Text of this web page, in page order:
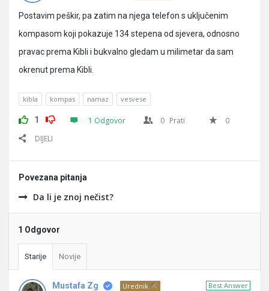
Postavim peškir, pa zatim na njega telefon s uključenim
kompasom koji pokazuje 134 stepena od sjevera, odnosno
pravac prema Kibli i bukvalno gledam u milimetar da sam
okrenut prema Kibli.
kibla kompas namaz vesvese
1 1 Odgovor 0 Prati
0
DIJELI
Povezana pitanja
Da li je znoj nečist?
1 Odgovor
Starije Novije
Best Answer
Mustafa Zg
Urednik